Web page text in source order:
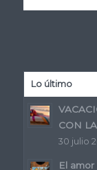
Lo último
CON
30 julio
El